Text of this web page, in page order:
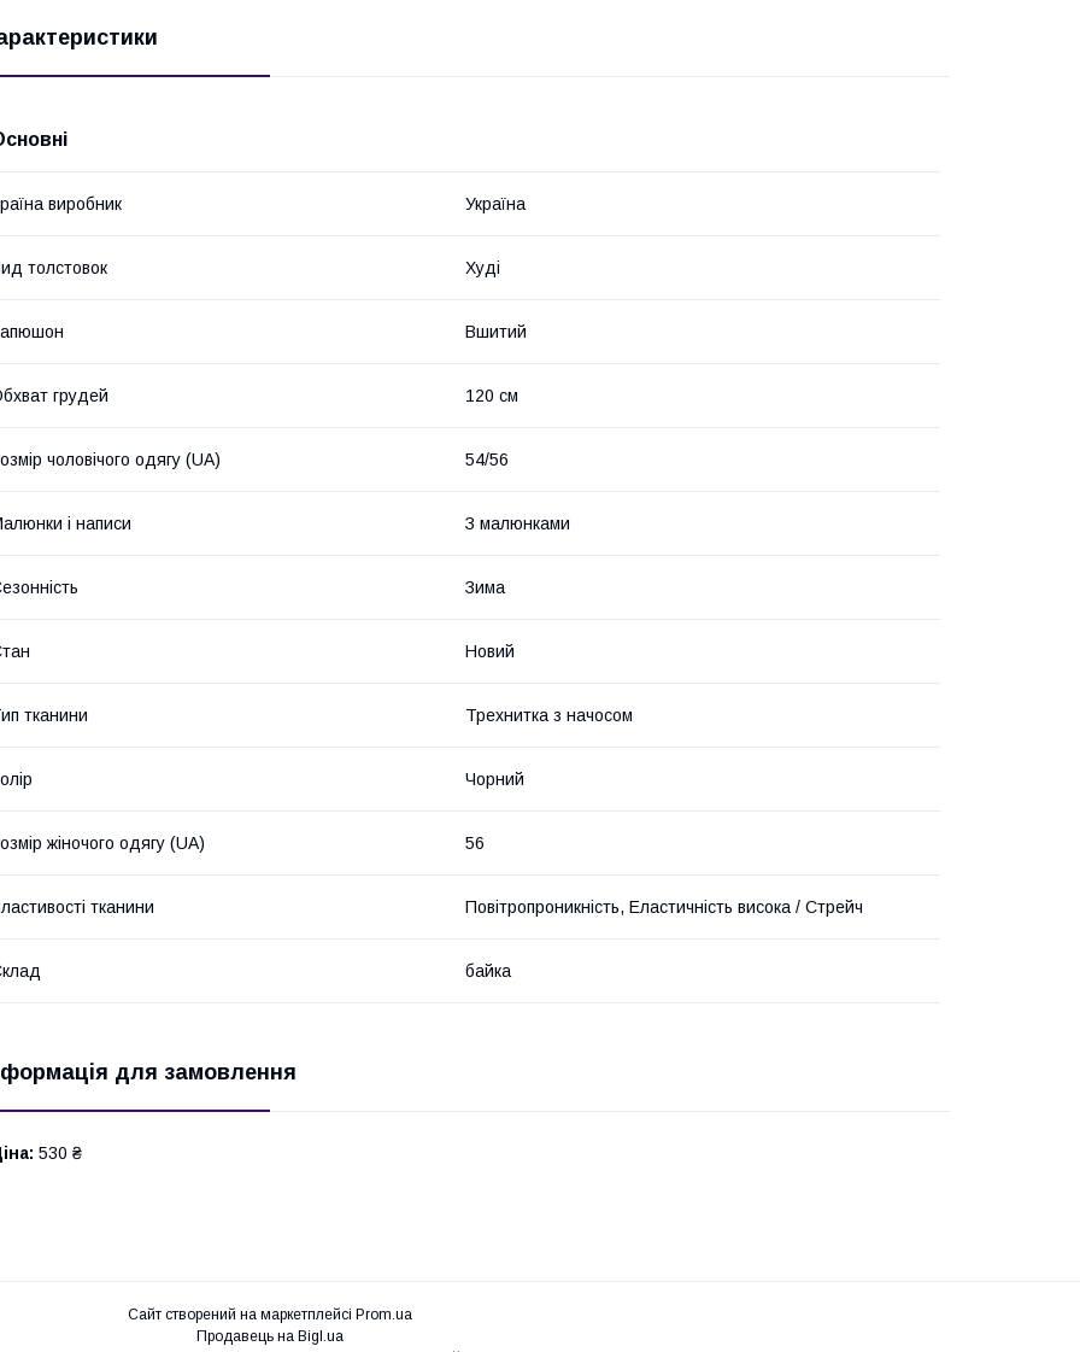
виробник Україна
толстовок Худі
Вшитий
грудей 120 см
чоловічого одягу (UA) 54/56
і написи З малюнками
Зима
Новий
тканини Трехнитка з начосом
Чорний
жіночого одягу (UA) 56
тканини Повітропроникність, Еластичність висока / Стрейч
байка
для замовлення
530 ₴
Сайт створений на маркетплейсі Prom.ua
Продавець на Bigl.ua